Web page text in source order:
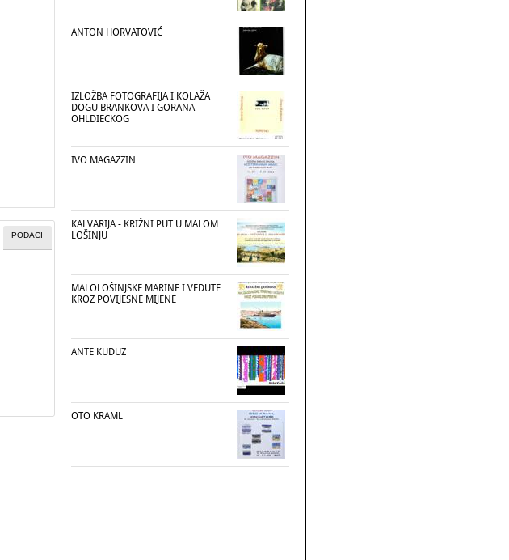
PODACI
ANTON HORVATOVIĆ
IZLOŽBA FOTOGRAFIJA I KOLAŽA
DOGU BRANKOVA I GORANA
OHLDIECKOG
IVO MAGAZZIN
KALVARIJA - KRIŽNI PUT U MALOM
LOŠINJU
MALOLOŠINJSKE MARINE I VEDUTE
KROZ POVIJESNE MIJENE
ANTE KUDUZ
OTO KRAML